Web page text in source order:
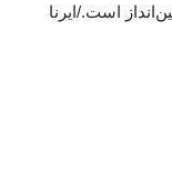
است./ایرنا